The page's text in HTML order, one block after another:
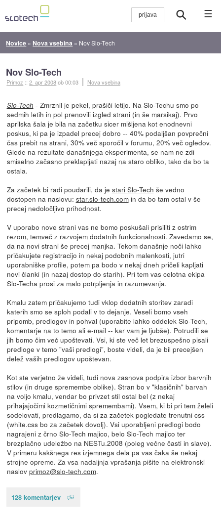
☰
Novice » Nova vsebina » Nov Slo-Tech
Nov Slo-Tech
Primoz ::2. apr 2008ob 00:03 Nova vsebina
Slo-Tech - Zmrznil je pekel, prašiči letijo. Na Slo-Techu smo po
sedmih letih in pol prenovili izgled strani (in še marsikaj). Prvo
aprilska šala je bila na začetku sicer mišljena kot enodnevni
poskus, ki pa je izpadel precej dobro -- 40% podaljšan povprečni
čas prebit na strani, 30% več sporočil v forumu, 20% več ogledov.
Glede na rezultate današnjega eksperimenta, se nam ne zdi
smiselno začasno preklapljati nazaj na staro obliko, tako da bo ta
ostala.
Za začetek bi radi poudarili, da je stari Slo-Tech še vedno
dostopen na naslovu: star.slo-tech.comin da bo tam ostal v še
precej nedoločljivo prihodnost.
V uporabo nove strani vas ne bomo poskušali prisiliti z ostrim
rezom, temveč z razvojem dodatnih funkcionalnosti. Zavedamo se,
da na novi strani še precej manjka. Tekom današnje noči lahko
pričakujete registracijo in nekaj podobnih malenkosti, jutri
uporabniške profile, potem pa bodo v nekaj dneh pričeli kapljati
novi članki (in nazaj dostop do starih). Pri tem vas celotna ekipa
Slo-Techa prosi za malo potrpljenja in razumevanja.
Kmalu zatem pričakujemo tudi vklop dodatnih storitev zaradi
katerih smo se sploh podali v to dejanje. Veseli bomo vseh
pripomb, predlogov in pohval (uporabite lahko oddelek Slo-Tech,
komentarje na to temo ali e-mail -- kar vam je ljubše). Potrudili se
jih bomo čim več upoštevati. Vsi, ki ste več let brezuspešno pisali
predloge v temo "vaši predlogi", boste videli, da je bil precejšen
delež vaših predlogov upoštevan.
Kot ste verjetno že videli, tudi nova zasnova podpira izbor barvnih
stilov (in druge spremembe oblike). Stran bo v "klasičnih" barvah
na voljo kmalu, vendar bo privzet stil ostal bel (z nekaj
prihajajočimi kozmetičnimi spremembami). Vsem, ki bi pri tem želeli
sodelovati, predlagamo, da si za začetek pogledate trenutni css
(white.css bo za začetek dovolj). Vsi uporabljeni predlogi bodo
nagrajeni z črno Slo-Tech majico, belo Slo-Tech majico ter
brezplačno udeležbo na NESTu.2008 (poleg večne časti in slave).
V primeru kakšnega res izjemnega dela pa vas čaka še nekaj
strojne opreme. Za vsa nadaljnja vprašanja pišite na elektronski
naslov primoz@slo-tech.com.
128 komentarjev